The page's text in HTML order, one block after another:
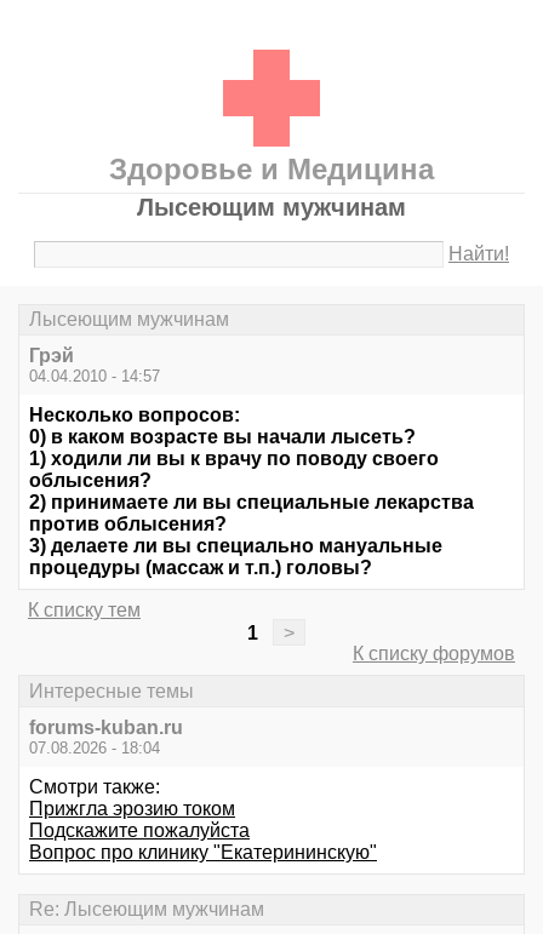
Здоровье и Медицина
Лысеющим мужчинам
Найти!
Лысеющим мужчинам
Грэй
04.04.2010 - 14:57
Несколько вопросов:
0) в каком возрасте вы начали лысеть?
1) ходили ли вы к врачу по поводу своего
облысения?
2) принимаете ли вы специальные лекарства
против облысения?
3) делаете ли вы специально мануальные
процедуры (массаж и т.п.) головы?
К списку тем
1
>
К списку форумов
Интересные темы
forums-kuban.ru
07.08.2026 - 18:04
Смотри также:
Прижгла эрозию током
Подскажите пожалуйста
Вопрос про клинику "Екатерининскую"
Re: Лысеющим мужчинам